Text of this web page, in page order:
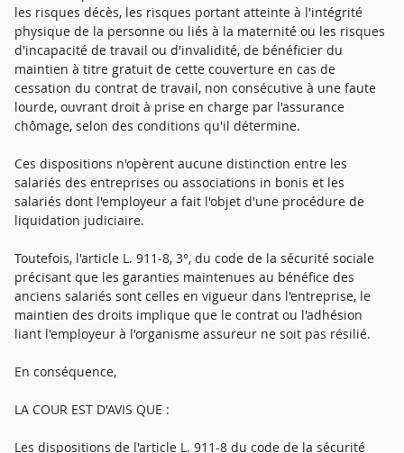
les risques décès, les risques portant atteinte à l'intégrité
physique de la personne ou liés à la maternité ou les risques
d'incapacité de travail ou d'invalidité, de bénéficier du
maintien à titre gratuit de cette couverture en cas de
cessation du contrat de travail, non consécutive à une faute
lourde, ouvrant droit à prise en charge par l'assurance
chômage, selon des conditions qu'il détermine.
Ces dispositions n'opèrent aucune distinction entre les
salariés des entreprises ou associations in bonis et les
salariés dont l'employeur a fait l'objet d'une procédure de
liquidation judiciaire.
Toutefois, l'article L. 911-8, 3°, du code de la sécurité sociale
précisant que les garanties maintenues au bénéfice des
anciens salariés sont celles en vigueur dans l'entreprise, le
maintien des droits implique que le contrat ou l'adhésion
liant l'employeur à l'organisme assureur ne soit pas résilié.
En conséquence,
LA COUR EST D'AVIS QUE :
Les dispositions de l'article L. 911-8 du code de la sécurité